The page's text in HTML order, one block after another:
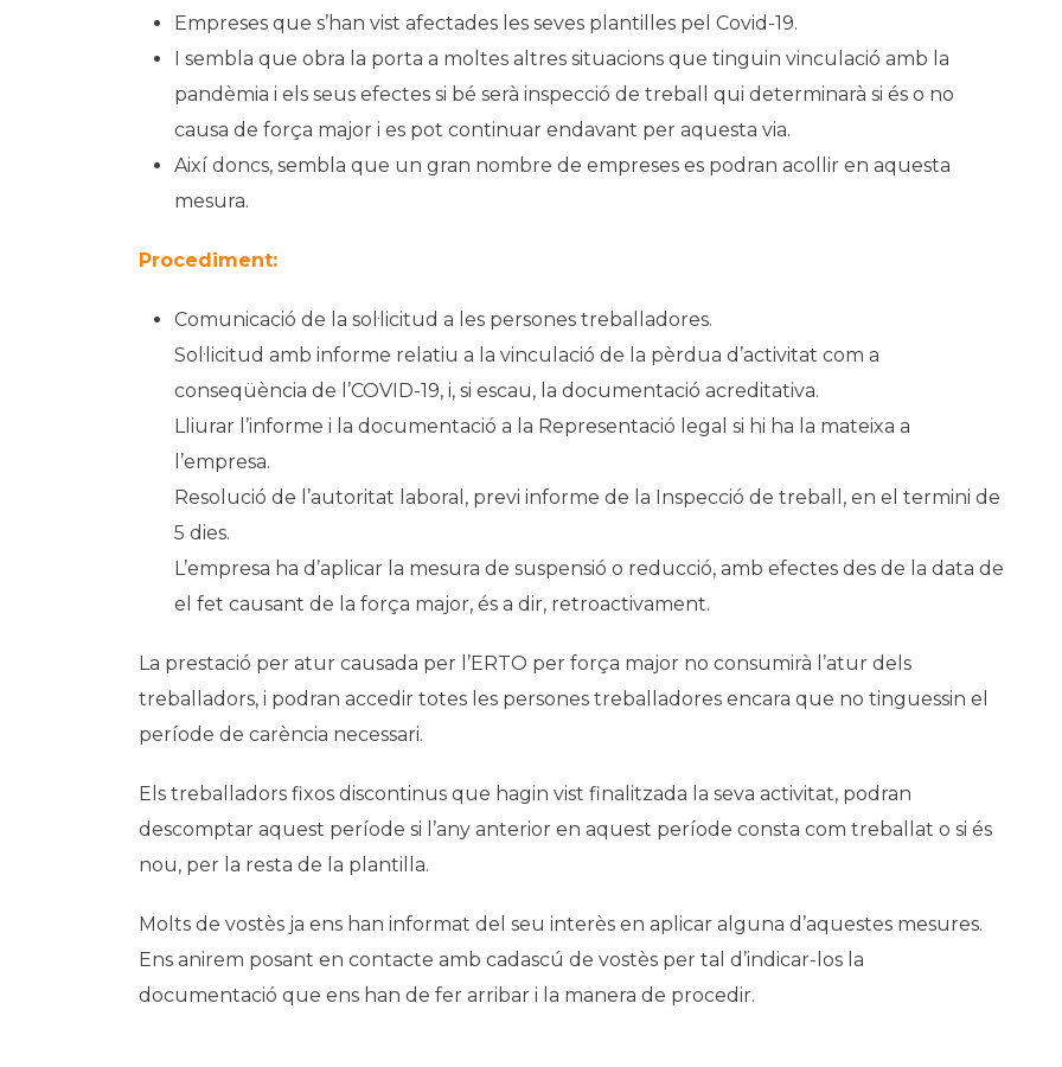
Empreses que s’han vist afectades les seves plantilles pel Covid-19.
I sembla que obra la porta a moltes altres situacions que tinguin vinculació amb la
pandèmia i els seus efectes si bé serà inspecció de treball qui determinarà si és o no
causa de força major i es pot continuar endavant per aquesta via.
Així doncs, sembla que un gran nombre de empreses es podran acollir en aquesta
mesura.
Procediment:
Comunicació de la sol·licitud a les persones treballadores.
Sol·licitud amb informe relatiu a la vinculació de la pèrdua d’activitat com a
conseqüència de l’COVID-19, i, si escau, la documentació acreditativa.
Lliurar l’informe i la documentació a la Representació legal si hi ha la mateixa a
l’empresa.
Resolució de l’autoritat laboral, previ informe de la Inspecció de treball, en el termini de
5 dies.
L’empresa ha d’aplicar la mesura de suspensió o reducció, amb efectes des de la data de
el fet causant de la força major, és a dir, retroactivament.
La prestació per atur causada per l’ERTO per força major no consumirà l’atur dels
treballadors, i podran accedir totes les persones treballadores encara que no tinguessin el
període de carència necessari.
Els treballadors fixos discontinus que hagin vist finalitzada la seva activitat, podran
descomptar aquest període si l’any anterior en aquest període consta com treballat o si és
nou, per la resta de la plantilla.
Molts de vostès ja ens han informat del seu interès en aplicar alguna d’aquestes mesures.
Ens anirem posant en contacte amb cadascú de vostès per tal d’indicar-los la
documentació que ens han de fer arribar i la manera de procedir.